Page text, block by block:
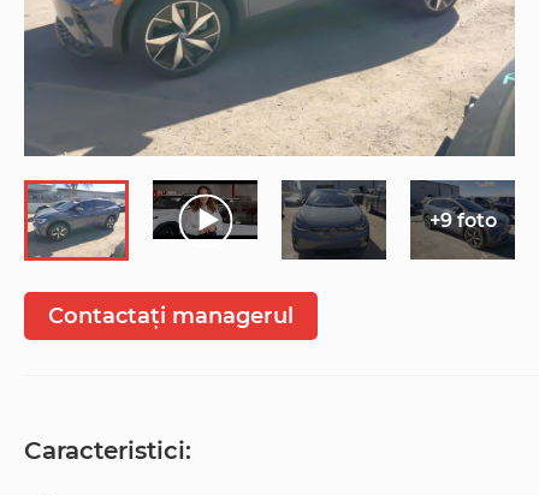
+9 foto
Contactați managerul
Caracteristici: